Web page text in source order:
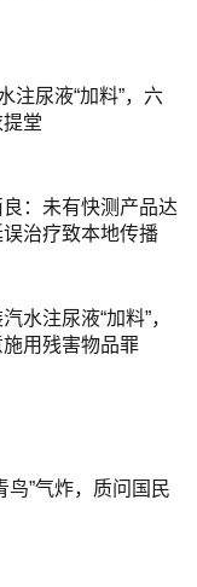
注尿液“加料”，六
堂
：未有快测产品达
治疗致本地传播
水注尿液“加料”，
用残害物品罪
鸟”气炸，质问国民